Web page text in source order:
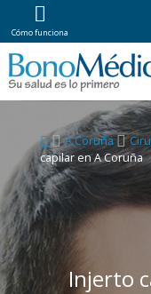
A Coruña
capilar en A Coruña
Injerto
Cómo funciona